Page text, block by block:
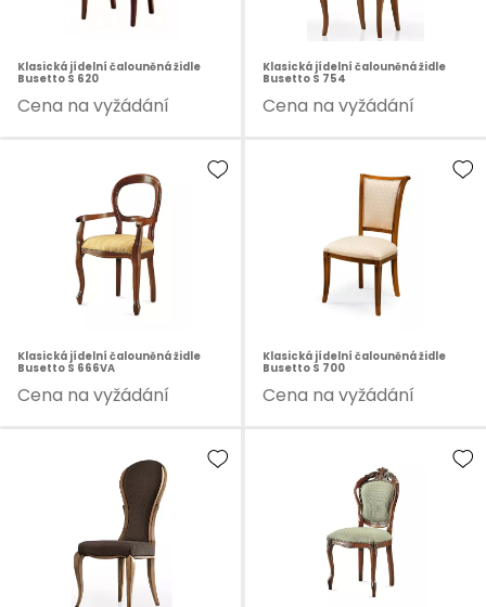
Klasická jídelní čalouněná židle
Busetto S 620
Cena na vyžádání
Klasická jídelní čalouněná židle
Busetto S 754
Cena na vyžádání
Klasická jídelní čalouněná židle
Busetto S 666VA
Cena na vyžádání
Klasická jídelní čalouněná židle
Busetto S 700
Cena na vyžádání